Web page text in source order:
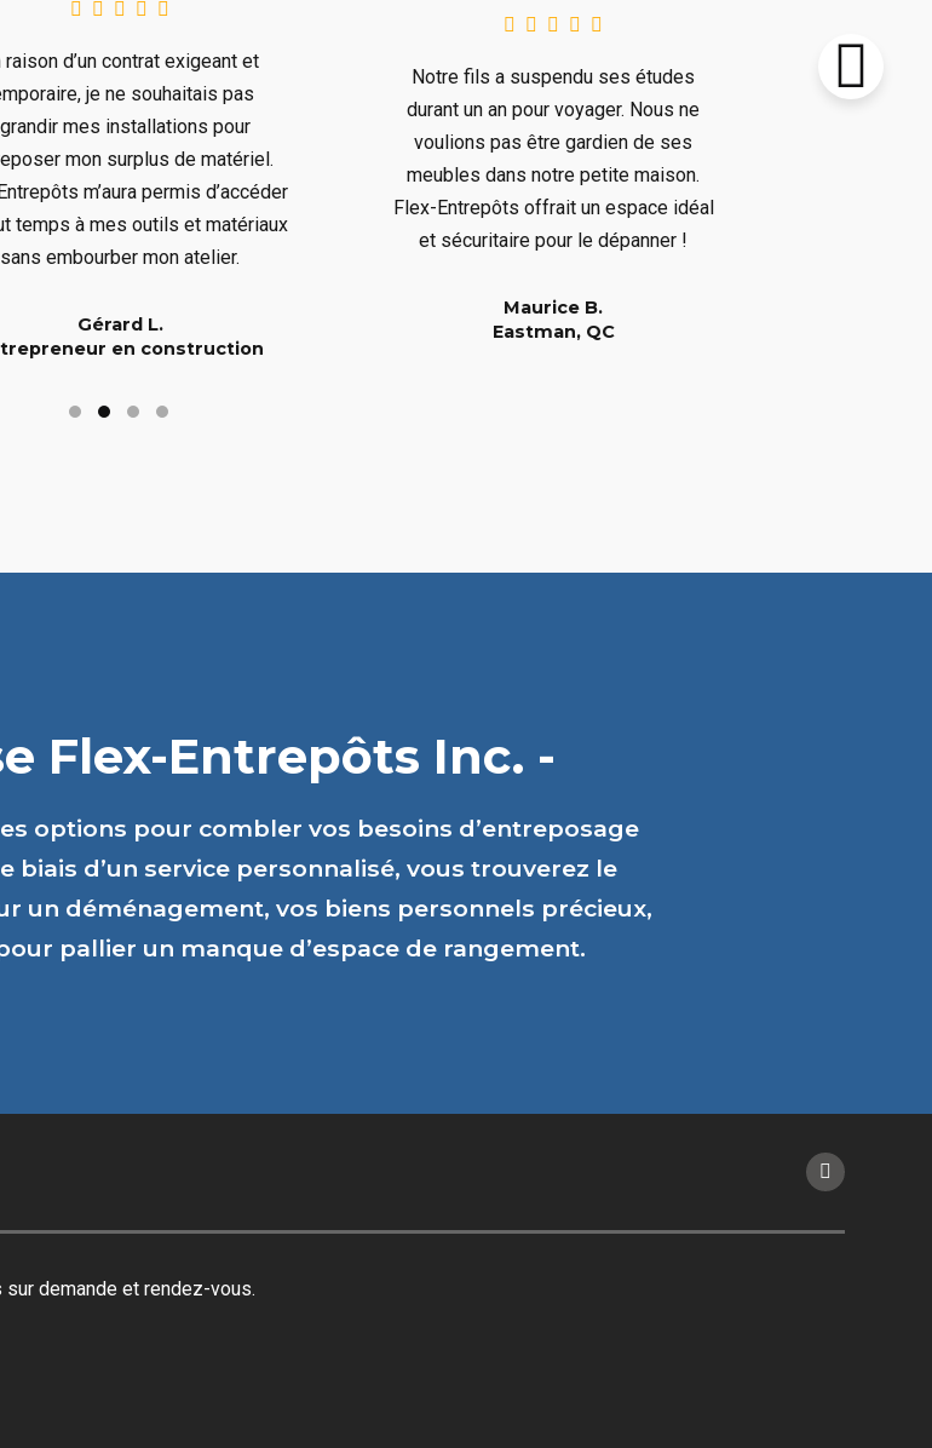
raison d’un contrat exigeant et
je ne souhaitais pas
mes installations pour
mon surplus de matériel.
m’aura permis d’accéder
temps à mes outils et matériaux
sans embourber mon atelier.
Gérard L.
en construction
Notre fils a suspendu ses études
durant un an pour voyager. Nous ne
voulions pas être gardien de ses
meubles dans notre petite maison.
Flex-Entrepôts offrait un espace idéal
et sécuritaire pour le dépanner !
Maurice B.
Eastman, QC
le prochain
Flex-Entrepôts Inc. -
options pour combler vos besoins d’entreposage
biais d’un service personnalisé, vous trouverez le
un déménagement, vos biens personnels précieux,
pallier un manque d’espace de rangement.
demande et rendez-vous.